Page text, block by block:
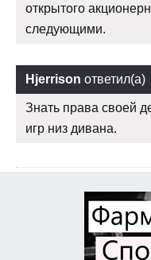
открытого
следующими.
Hjerrison ответил(а)
Знать права своей
игр низ дивана.